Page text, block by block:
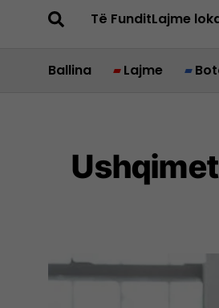
Të FunditLajme
Ballina Lajme